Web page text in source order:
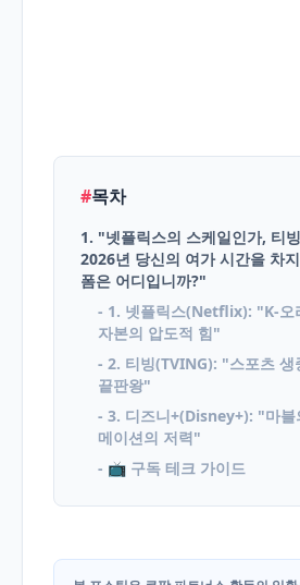
#목차
1. "넷플릭스의 스케일인가, 티
2026년 당신의 여가 시간을 차
폼은 어디입니까?"
- 1. 넷플릭스(Netflix): "K-오
자본의 압도적 힘"
- 2. 티빙(TVING): "스포츠 생
끝판왕"
- 3. 디즈니+(Disney+): "마블
메이션의 저력"
- 📺 구독 테크 가이드